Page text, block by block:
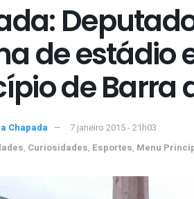
de estádio
de Barra
Chapada
7 janeiro 2015 - 21h03
, Curiosidades, Esportes, Menu